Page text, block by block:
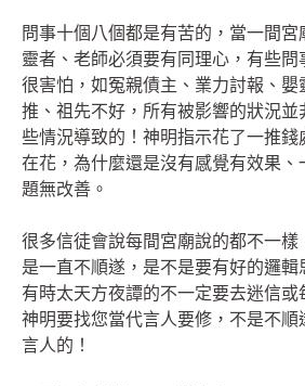
問事十個八個都是有苦的，當一間宮
靈者、老師必須要有同理心，有些問
很害怕，如冤親債主、業力討報、嬰
推、祖先不好，所有被影響的狀況並
些情況導致的！神明指示花了一推錢
在花，為什麼還是沒有感覺有效果、
題無改善。
很多信徒會說每間宮廟說的都不一樣
是一直不順遂，是不是要有好的邏輯
有時太天方夜譚的不一定要去迷信或
神明要找您當代言人要修，不是不順
言人的！